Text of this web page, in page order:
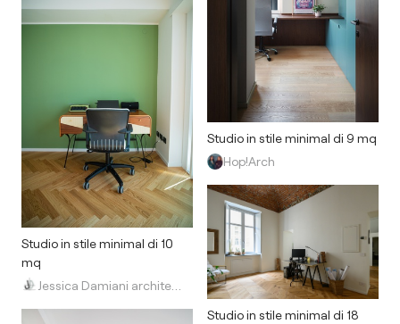
Studio in stile minimal di 10
mq
Studio in stile minimal di 9 mq
Hop!Arch
Studio in stile minimal di 18